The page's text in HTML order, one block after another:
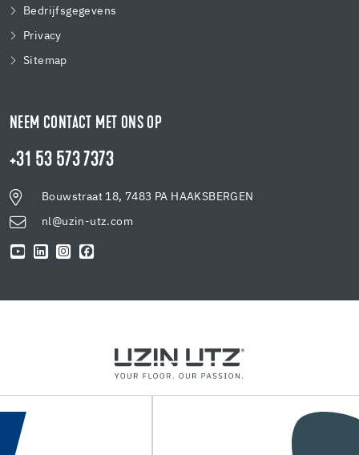
Bedrijfsgegevens
Privacy
Sitemap
NEEM CONTACT MET ONS OP
+31 53 573 7373
Bouwstraat 18, 7483 PA HAAKSBERGEN
nl@uzin-utz.com